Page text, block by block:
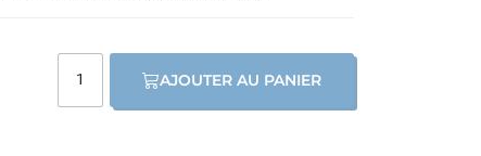
AJOUTER AU PANIER